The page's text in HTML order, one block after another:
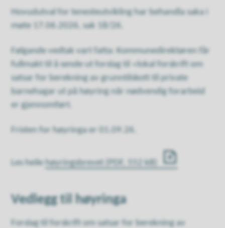
Hovudutval for tenesteutvikling har behandla saka i
møte 17.06.2026, sak 18/26.
Følgande vedtak vart fatta: Kommunedirektøren får
fullmakt til å sende ut forslag til «lokal forskrift om
satsar for berekning av grunntilskott til private
barnehagar ut på høyring når nødvendig forarbeid
er gjennomført.
Fristen for høyringa er 01.09.26.
Les heile høyringsbrevet (PDF, 552 kB)
Vedlegg til høyringa
Forslag til forskrift om satsar for berekning av